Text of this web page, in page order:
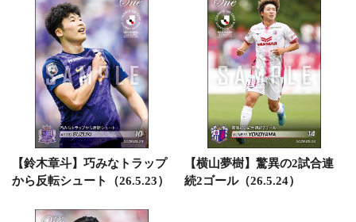
【鈴木章斗】巧みなトラップ
から反転シュート（26.5.23）
【横山夢樹】驚異の2試合連
続2ゴール（26.5.24）